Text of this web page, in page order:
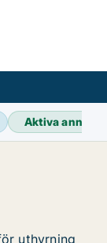
Aktiva
uthyrning